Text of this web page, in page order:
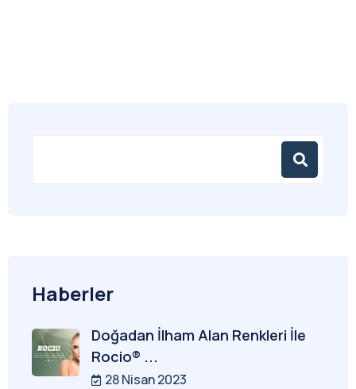
Haberler
Doğadan İlham Alan Renkleri İle
Rocio® ...
28 Nisan 2023